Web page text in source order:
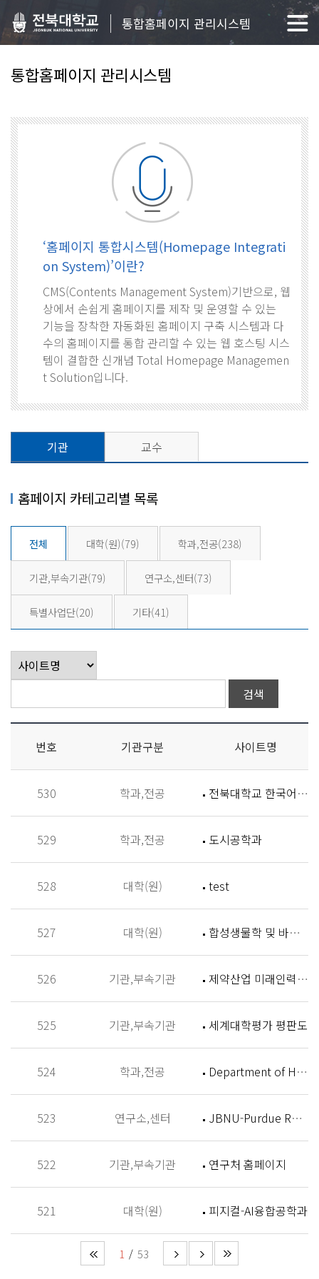
통합홈페이지 관리시스템
통합홈페이지 관리시스템
‘홈페이지 통합시스템(Homepage Integrati
on System)’이란?
CMS(Contents Management System)기반으로, 웹
상에서 손쉽게 홈페이지를 제작 및 운영할 수 있는
기능을 장착한 자동화된 홈페이지 구축 시스템과 다
수의 홈페이지를 통합 관리할 수 있는 웹 호스팅 시스
템이 결합한 신개념 Total Homepage Managemen
t Solution입니다.
기관 교수
홈페이지 카테고리별 목록
전체 대학(원)(79) 학과,전공(238)
기관,부속기관(79) 연구소,센터(73)
특별사업단(20) 기타(41)
번호 기관구분 사이트명
530 학과,전공 전북대학교 한국어학과
529 학과,전공 도시공학과
528 대학(원) test
527 대학(원) 합성생물학 및 바이오신소재개발 연구실 (Synthetic Biology and Biomaterials Lab,SBBL)
526 기관,부속기관 제약산업 미래인력 양성센터 홈페이지
525 기관,부속기관 세계대학평가 평판도
524 학과,전공 Department of History
523 연구소,센터 JBNU-Purdue Research Institute (JPRI)
522 기관,부속기관 연구처 홈페이지
521 대학(원) 피지컬-AI융합공학과
1 53